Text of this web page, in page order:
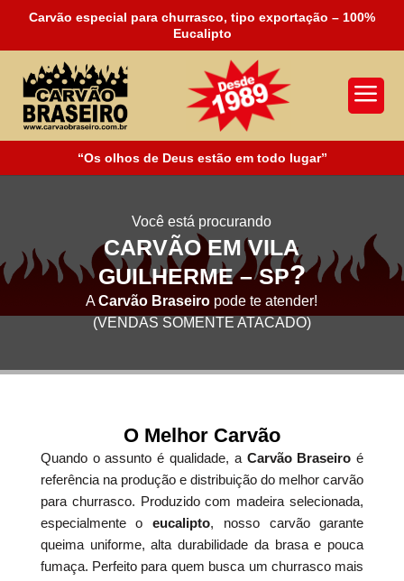
Carvão especial para churrasco, tipo exportação – 100%
Eucalipto
a
“Os olhos de Deus estão em todo lugar”
Você está procurando
CARVÃO EM VILA
GUILHERME – SP?
ACarvão Braseiro pode te atender!
(VENDAS SOMENTE ATACADO)
O Melhor Carvão
Quando o assunto é qualidade, a Carvão Braseiro é
referência na produção e distribuição do melhor carvão
para churrasco. Produzido com madeira selecionada,
especialmente oeucalipto, nosso carvão garante
queima uniforme, alta durabilidade da brasa e pouca
fumaça. Perfeito para quem busca um churrasco mais